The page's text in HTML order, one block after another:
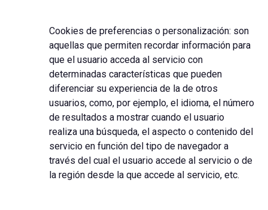
Cookies de preferencias o personalización: son
aquellas que permiten recordar información para
que el usuario acceda al servicio con
determinadas características que pueden
diferenciar su experiencia de la de otros
usuarios, como, por ejemplo, el idioma, el número
de resultados a mostrar cuando el usuario
realiza una búsqueda, el aspecto o contenido del
servicio en función del tipo de navegador a
través del cual el usuario accede al servicio o de
la región desde la que accede al servicio, etc.